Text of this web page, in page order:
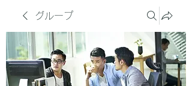
グループ